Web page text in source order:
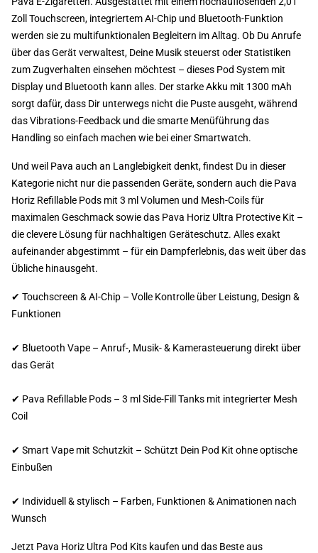
Zoll Touchscreen, integriertem AI-Chip und Bluetooth-Funktion
werden sie zu multifunktionalen Begleitern im Alltag. Ob Du Anrufe
über das Gerät verwaltest, Deine Musik steuerst oder Statistiken
zum Zugverhalten einsehen möchtest – dieses Pod System mit
Display und Bluetooth kann alles. Der starke Akku mit 1300 mAh
sorgt dafür, dass Dir unterwegs nicht die Puste ausgeht, während
das Vibrations-Feedback und die smarte Menüführung das
Handling so einfach machen wie bei einer Smartwatch.
Und weil Pava auch an Langlebigkeit denkt, findest Du in dieser
Kategorie nicht nur die passenden Geräte, sondern auch die Pava
Horiz Refillable Pods mit 3 ml Volumen und Mesh-Coils für
maximalen Geschmack sowie das Pava Horiz Ultra Protective Kit –
die clevere Lösung für nachhaltigen Geräteschutz. Alles exakt
aufeinander abgestimmt – für ein Dampferlebnis, das weit über das
Übliche hinausgeht.
✔ Touchscreen & AI-Chip – Volle Kontrolle über Leistung, Design &
Funktionen
✔ Bluetooth Vape – Anruf-, Musik- & Kamerasteuerung direkt über
das Gerät
✔ Pava Refillable Pods – 3 ml Side-Fill Tanks mit integrierter Mesh
Coil
✔ Smart Vape mit Schutzkit – Schützt Dein Pod Kit ohne optische
Einbußen
✔ Individuell & stylisch – Farben, Funktionen & Animationen nach
Wunsch
Jetzt Pava Horiz Ultra Pod Kits kaufen und das Beste aus